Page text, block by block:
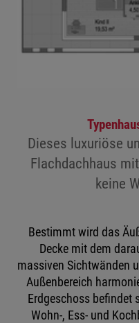
Dieses luxuriöse
Flachdachhaus
keine
Bestimmt wird das
Decke mit dem
massiven Sichtwänden
Außenbereich
Erdgeschoss befindet
Wohn-, Ess- und